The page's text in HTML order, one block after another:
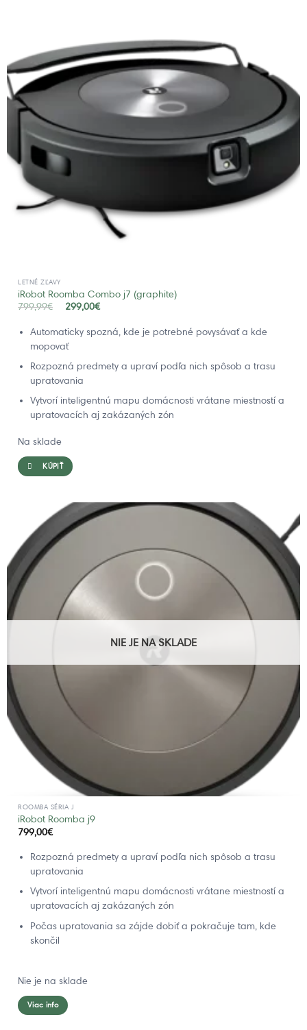
LETNÉ ZĽAVY
iRobot Roomba Combo j7 (graphite)
799,99€ 299,00€
Automaticky spozná, kde je potrebné povysávať a kde
mopovať
Rozpozná predmety a upraví podľa nich spôsob a trasu
upratovania
Vytvorí inteligentnú mapu domácnosti vrátane miestností a
upratovacích aj zakázaných zón
Na sklade
KÚPIŤ
NIE JE NA SKLADE
ROOMBA SÉRIA J
iRobot Roomba j9
799,00€
Rozpozná predmety a upraví podľa nich spôsob a trasu
upratovania
Vytvorí inteligentnú mapu domácnosti vrátane miestností a
upratovacích aj zakázaných zón
Počas upratovania sa zájde dobiť a pokračuje tam, kde
skončil
Nie je na sklade
Viac info